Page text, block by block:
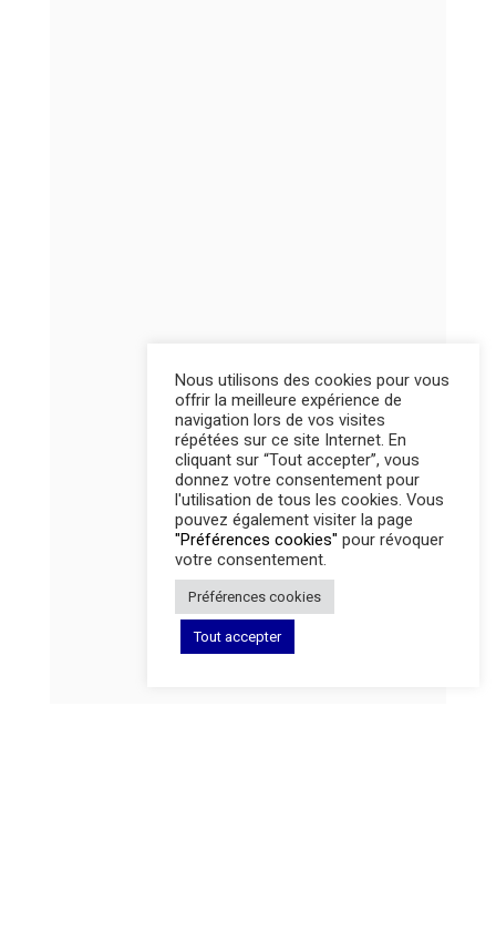
Nous utilisons des cookies pour vous
offrir la meilleure expérience de
navigation lors de vos visites
répétées sur ce site Internet. En
cliquant sur “Tout accepter”, vous
donnez votre consentement pour
l'utilisation de tous les cookies. Vous
pouvez également visiter la page
"Préférences cookies" pour révoquer
votre consentement.
Préférences cookies
Tout accepter